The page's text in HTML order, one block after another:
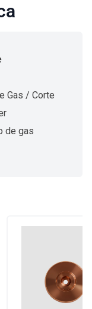
Gas / Corte
de gas